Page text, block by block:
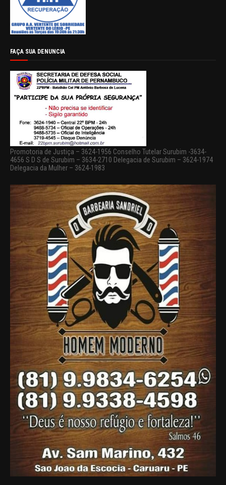
FAÇA SUA DENUNCIA
Promotoria de Justiça – 3624-1956 Conselho Tutelar Surubim -3634-
4656 S D S de Surubim – 3634-2710 Delegacia de Surubim – 3624-1974
Delegacia da Mulher – 3624-1983